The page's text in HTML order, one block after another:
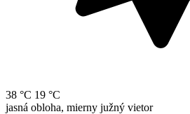
38 °C 19 °C
jasná obloha, mierny južný vietor